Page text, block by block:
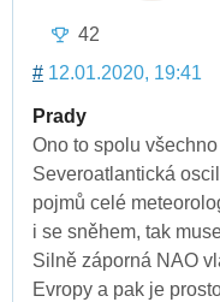
42
# 12.01.2020, 19:41
Prady
Ono to spolu
Severoatlantická
pojmů celé
i se sněhem, tak
Silně záporná NAO
Evropy a pak je